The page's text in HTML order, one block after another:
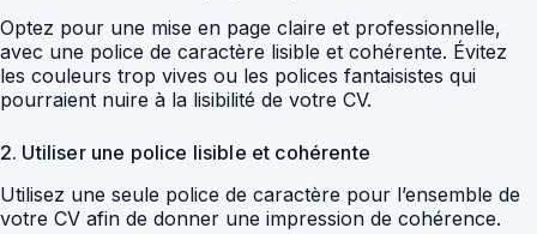
Optez pour une mise en page claire et professionnelle,
avec une police de caractère lisible et cohérente. Évitez
les couleurs trop vives ou les polices fantaisistes qui
pourraient nuire à la lisibilité de votre CV.
2. Utiliser une police lisible et cohérente
Utilisez une seule police de caractère pour l’ensemble de
votre CV afin de donner une impression de cohérence.